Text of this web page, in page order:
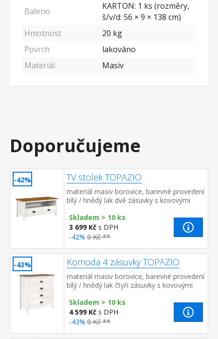
Baleno
KARTON: 1 ks (rozměry,
š/v/d: 56 × 9 × 138 cm)
Hmotnost
20 kg
Povrch
lakováno
Materiál
Masiv
Doporučujeme
-42% TV stolek TOPAZIO
materiál masiv borovice, barevné provedení
bílý / hnědý lak dvě zásuvky s kovovými
Skladem > 10 ks
3 699 Kč s DPH
-42% 0 Kč **
-43% Komoda 4 zásuvky TOPAZIO
materiál masiv borovice, barevné provedení
bílý / hnědý lak čtyři zásuvky s kovovými
Skladem > 10 ks
4 599 Kč s DPH
-43% 0 Kč **